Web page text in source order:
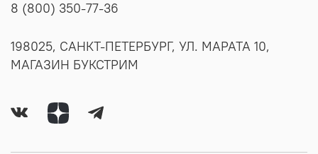
8 (800) 350-77-36
198025, САНКТ-ПЕТЕРБУРГ, УЛ. МАРАТА 10,
МАГАЗИН БУКСТРИМ